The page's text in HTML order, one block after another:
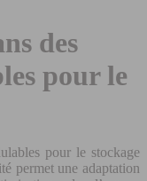
des
pour le
pour le stockage
permet une adaptation